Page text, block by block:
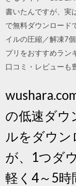
書いたんですが、実
で無料ダウンロード
イルの圧縮／解凍7
プリをおすすめラン
口コミ・レビューも
の低速ダウ
ルをダウ
が、1つダ
軽く4～5